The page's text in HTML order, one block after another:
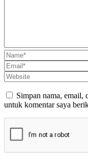
Simpan nama, email,
untuk komentar saya